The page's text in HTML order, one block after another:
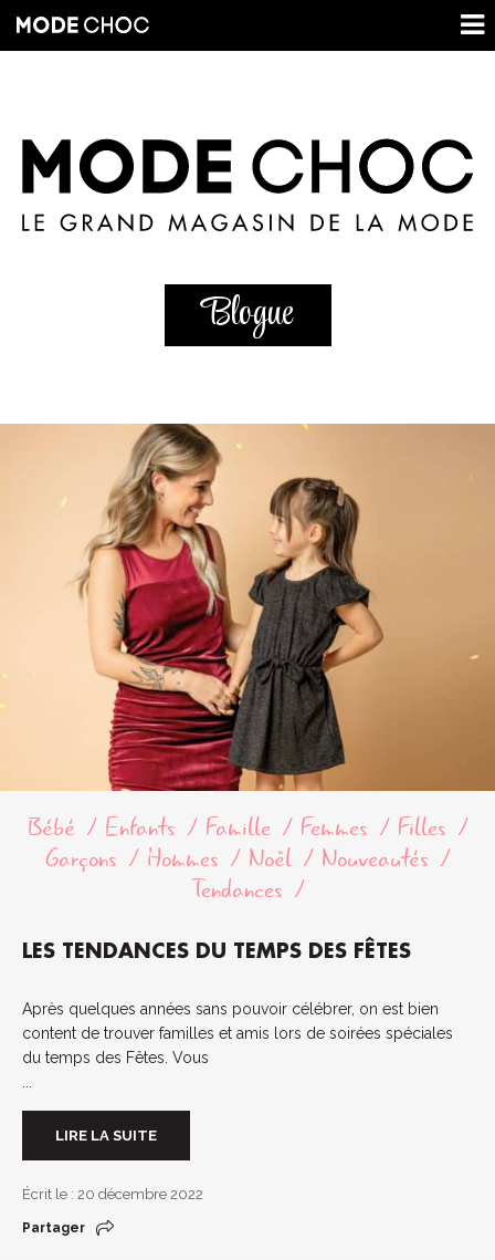
Blogue
Bébé Enfants Famille Femmes
Filles
Garçons
Hommes Noël
Nouveautés
Tendances
LES TENDANCES DU TEMPS DES FÊTES
Après quelques années sans pouvoir célébrer, on est bien
content de trouver familles et amis lors de soirées spéciales
du temps des Fêtes. Vous
LIRE LA SUITE
Écrit le : 20 décembre 2022
Partager